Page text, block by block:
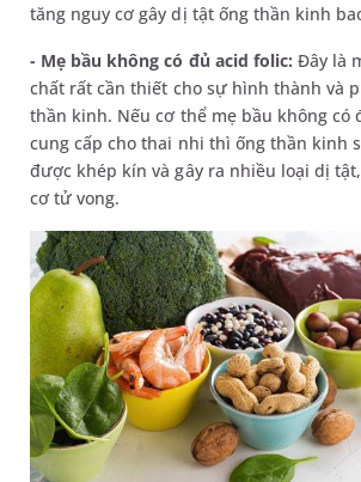
tăng nguy cơ gây dị tật ống thần kinh
- Mẹ bầu không có đủ acid folic: Đây là
chất rất cần thiết cho sự hình thành và
thần kinh. Nếu cơ thể mẹ bầu không có
cung cấp cho thai nhi thì ống thần kinh
được khép kín và gây ra nhiều loại dị
cơ tử vong.